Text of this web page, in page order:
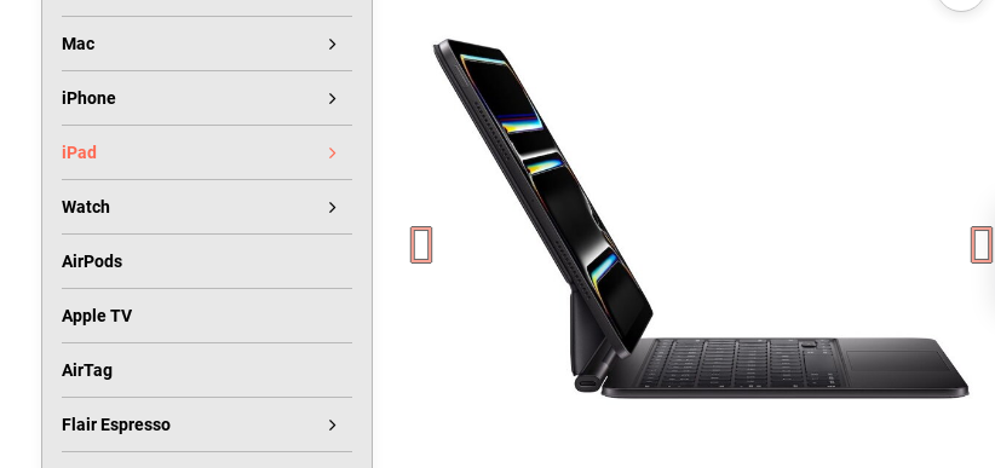
Mac
iPhone
iPad
Watch
AirPods
Apple TV
AirTag
Flair Espresso